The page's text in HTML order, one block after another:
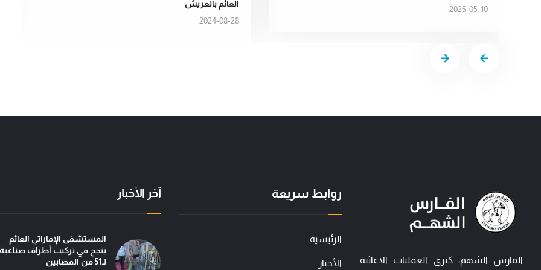
2025-05-10
العائم بالعريش
2024-08-28
الفارس الشهم، كبرى العمليات الاغاثية
روابط سريعة
الرئيسية
الأخبار
آخر الأخبار
المستشفى الإماراتي العائم
ينجح في تركيب أطراف صناعية
لـ51 من المصابين
بمساهمة من مؤسسة صقر بن محمد القاسمي، تطلق
عملية "الفارس الشهم 3" تسيّر إلى غزة الدفعة الأولى
في إطار جهودها